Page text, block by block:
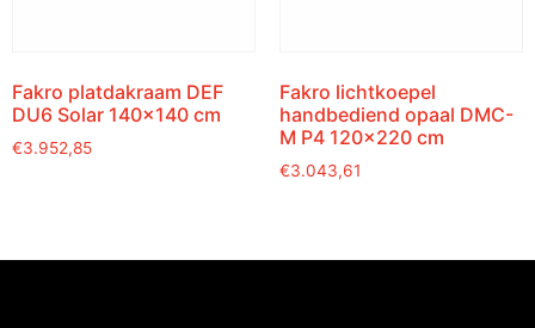
Fakro platdakraam DEF
DU6 Solar 140×140 cm
€3.952,85
Fakro lichtkoepel
handbediend opaal DMC-
M P4 120×220 cm
€3.043,61